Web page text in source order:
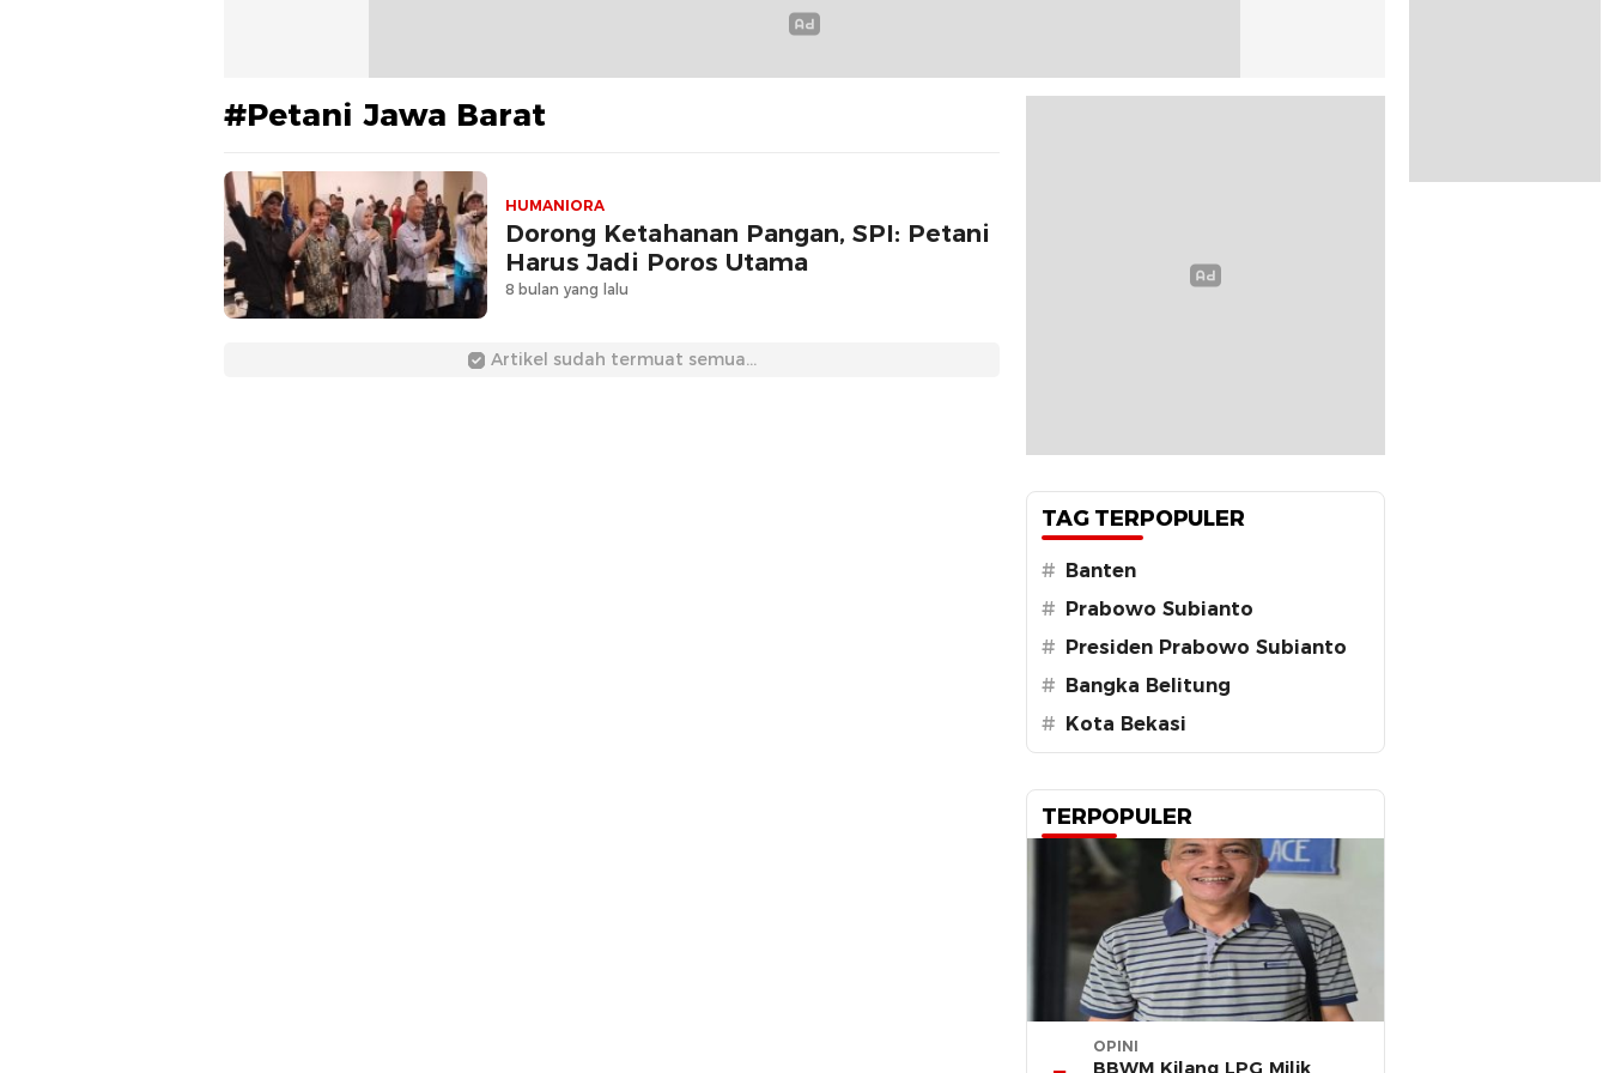
#Petani Jawa Barat
HUMANIORA
Dorong Ketahanan Pangan, SPI: Petani
Harus Jadi Poros Utama
8 bulan yang lalu
Artikel sudah termuat semua...
TAG TERPOPULER
# Banten
# Prabowo Subianto
# Presiden Prabowo Subianto
# Bangka Belitung
# Kota Bekasi
TERPOPULER
OPINI
BBWM Kilang LPG Milik